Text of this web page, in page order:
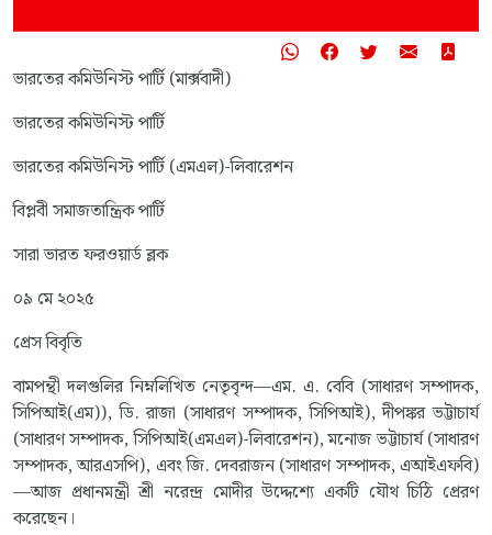
ভারতের কমিউনিস্ট পার্টি (মার্ক্সবাদী)
ভারতের কমিউনিস্ট পার্টি
ভারতের কমিউনিস্ট পার্টি (এমএল)-লিবারেশন
বিপ্লবী সমাজতান্ত্রিক পার্টি
সারা ভারত ফরওয়ার্ড ব্লক
০৯ মে ২০২৫
প্রেস বিবৃতি
বামপন্থী দলগুলির নিম্নলিখিত নেতৃবৃন্দ—এম. এ. বেবি (সাধারণ সম্পাদক,
সিপিআই(এম)), ডি. রাজা (সাধারণ সম্পাদক, সিপিআই), দীপঙ্কর ভট্টাচার্য
(সাধারণ সম্পাদক, সিপিআই(এমএল)-লিবারেশন), মনোজ ভট্টাচার্য (সাধারণ
সম্পাদক, আরএসপি), এবং জি. দেবরাজন (সাধারণ সম্পাদক, এআইএফবি)
—আজ প্রধানমন্ত্রী শ্রী নরেন্দ্র মোদীর উদ্দেশ্যে একটি যৌথ চিঠি প্রেরণ
করেছেন।